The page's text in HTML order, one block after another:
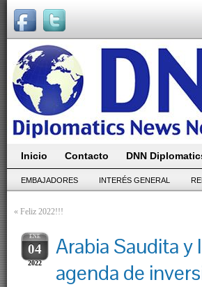
Inicio Contacto DNN
EMBAJADORES INTERÉS GENERAL
« Feliz 2022!!!
ENE
04
2022
Arabia Saudita y
agenda de